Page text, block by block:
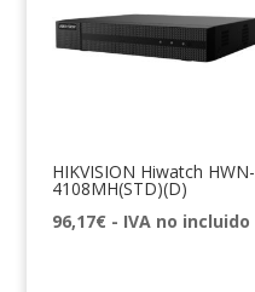
HIKVISION Hiwatch HWN-
4108MH(STD)(D)
96,17€ - IVA no incluido